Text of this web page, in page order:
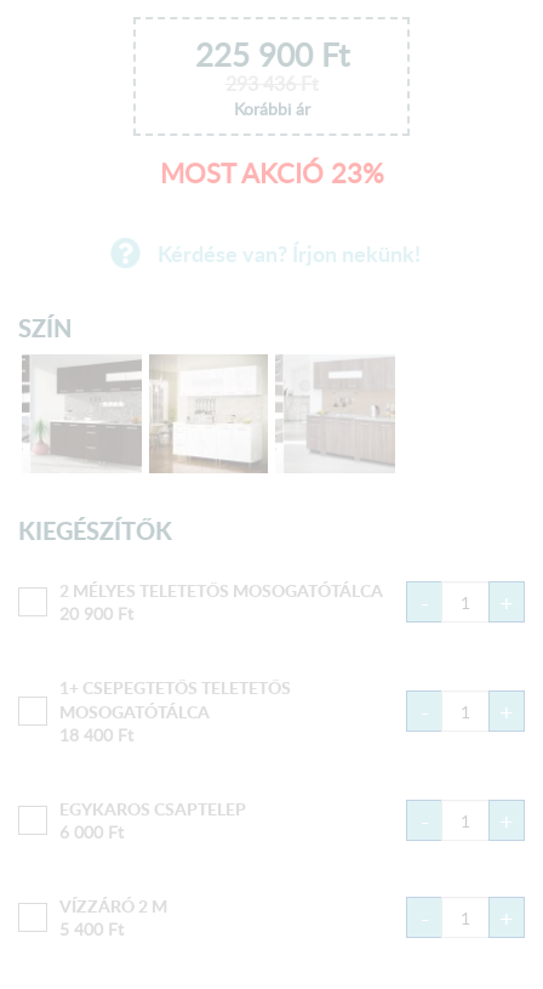
225 900Ft
Korábbi ár
MOST AKCIÓ 23%
Kérdése van? Írjon nekünk!
SZÍN
KIEGÉSZÍTŐK
2 MÉLYES TELETETŐS MOSOGATÓTÁLCA
20 900 Ft - +
1+ CSEPEGTETŐS TELETETŐS
MOSOGATÓTÁLCA
18 400 Ft
- +
EGYKAROS CSAPTELEP
6 000 Ft - +
VÍZZÁRÓ 2 M
5 400 Ft - +